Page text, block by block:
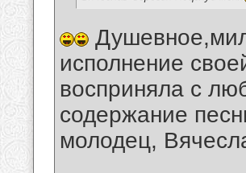
исполнение
восприняла с
содержание
молодец,